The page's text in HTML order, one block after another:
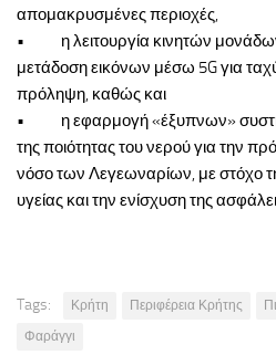
απομακρυσμένες περιοχές,
• η λειτουργία κινητών
μετάδοση εικόνων μέσω 5G για
πρόληψη, καθώς και
• η εφαρμογή «έξυπνων»
της ποιότητας του νερού για την
νόσο των Λεγεωναρίων, με στόχο
υγείας και την ενίσχυση της
Tags: Κρήτη Περιφέρεια Κρήτης
Φαράγγι